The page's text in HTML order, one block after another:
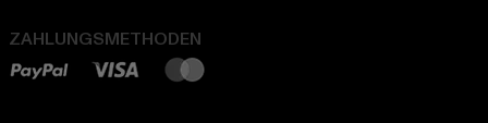
ZAHLUNGSMETHODEN